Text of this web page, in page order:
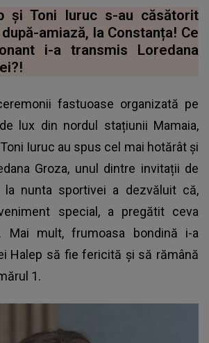
și Toni Iuruc s-au căsătorit
amiază, la Constanța! Ce
i-a transmis Loredana
fastuoase organizată pe
lux din nordul stațiunii Mamaia,
Iuruc au spus cel mai hotărât și
Groza, unul dintre invitații de
la nunta sportivei a dezvăluit că,
special, a pregătit ceva
Mai mult, frumoasa bondină i-a
Halep să fie fericită şi să rămână
1.